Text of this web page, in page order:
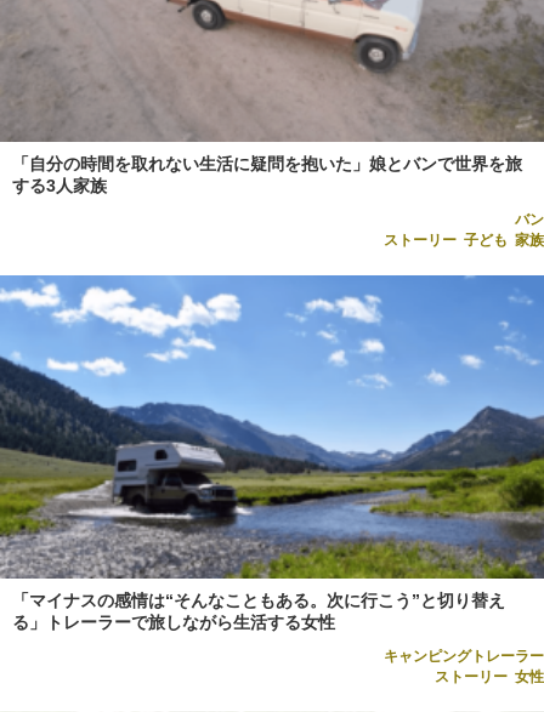
「自分の時間を取れない生活に疑問を抱いた」娘とバンで世界を旅
する3人家族
バン
ストーリー 子ども 家族
「マイナスの感情は“そんなこともある。次に行こう”と切り替え
る」トレーラーで旅しながら生活する女性
キャンピングトレーラー
ストーリー 女性